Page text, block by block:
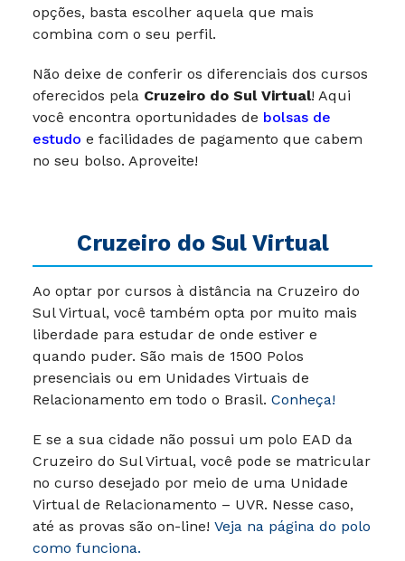
opções, basta escolher aquela que mais
combina com o seu perfil.
Não deixe de conferir os diferenciais dos cursos
oferecidos pela Cruzeiro do Sul Virtual! Aqui
você encontra oportunidades de bolsas de
estudo e facilidades de pagamento que cabem
no seu bolso. Aproveite!
Cruzeiro do Sul Virtual
Ao optar por cursos à distância na Cruzeiro do
Sul Virtual, você também opta por muito mais
liberdade para estudar de onde estiver e
quando puder. São mais de 1500 Polos
presenciais ou em Unidades Virtuais de
Relacionamento em todo o Brasil. Conheça!
E se a sua cidade não possui um polo EAD da
Cruzeiro do Sul Virtual, você pode se matricular
no curso desejado por meio de uma Unidade
Virtual de Relacionamento – UVR. Nesse caso,
até as provas são on-line! Veja na página do polo
como funciona.